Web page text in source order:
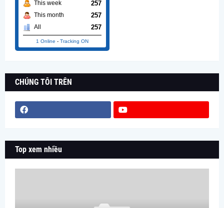
This week 257
This month 257
All 257
1 Online - Tracking ON
CHÚNG TÔI TRÊN
Top xem nhiều